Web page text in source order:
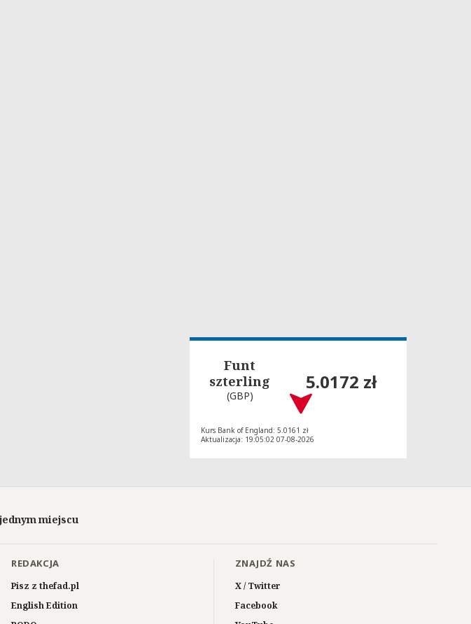
Funt
szterling
(GBP)
5.0172 zł
Kurs Bank of England: 5.0161 zł
Aktualizacja: 19:05:02 07-08-2026
miejscu
REDAKCJA
Pisz z thefad.pl
English Edition
ZNAJDŹ NAS
X / Twitter
Facebook